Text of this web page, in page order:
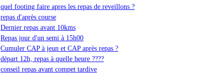
quel footing faire apres les repas de reveillons ?
repas d'après course
Dernier repas avant 10kms
Repas jour d'un semi à 15h00
Cumuler CAP à jeun et CAP après repas ?
départ 12h, repas à quelle heure ????
conseil repas avant compet tardive